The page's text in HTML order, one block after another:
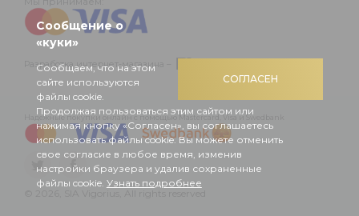
Разработка интернет-магазина –
Надежные покупки онлайн с помощью Mastercard, Visa и Swedbank
СОГЛАСЕН
Сообщение о
«куки»
Сообщаем, что на этом
сайте используются
файлы cookie.
Продолжая пользоваться этим сайтом или
нажимая кнопку «Согласен», вы соглашаетесь
использовать файлы cookie. Вы можете отменить
свое согласие в любое время, изменив
настройки браузера и удалив сохраненные
файлы cookie. Узнать подробнее